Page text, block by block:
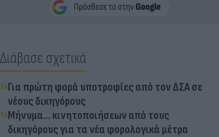
Διάβασε σχετικά
Για πρώτη φορά υποτροφίες από τον ΔΣΑ σε
νέους δικηγόρους
Μήνυμα... κινητοποιήσεων από τους
δικηγόρους για τα νέα φορολογικά μέτρα